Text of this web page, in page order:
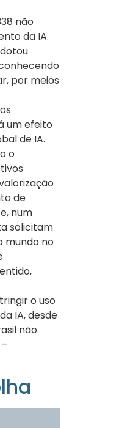
não
da IA.
por meios
um efeito
de IA.
o
de
num
solicitam
mundo no
o uso
IA, desde
não